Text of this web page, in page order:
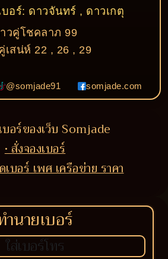
บอร์: ดาวจันทร์ , ดาวเกตุ
วคู่โชคลาภ 99
เสน่ห์ 22 , 26 , 29
@somjade91 somjade.com
บอร์ของเว็บ Somjade
• สั่งจองเบอร์
เบอร์ เพศ เครือข่าย ราคา
ำนายเบอร์